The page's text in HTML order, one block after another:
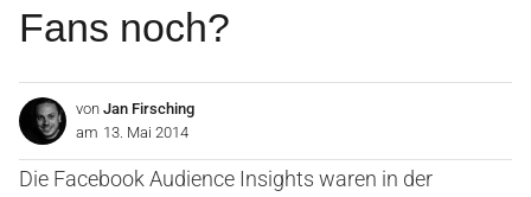
Fans noch?
von Jan Firsching
am 13. Mai 2014
Die Facebook Audience Insights waren in der